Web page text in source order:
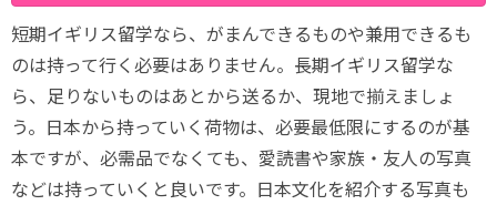
短期イギリス留学なら、がまんできるものや兼用できるも
のは持って行く必要はありません。長期イギリス留学な
ら、足りないものはあとから送るか、現地で揃えましょ
う。日本から持っていく荷物は、必要最低限にするのが基
本ですが、必需品でなくても、愛読書や家族・友人の写真
などは持っていくと良いです。日本文化を紹介する写真も